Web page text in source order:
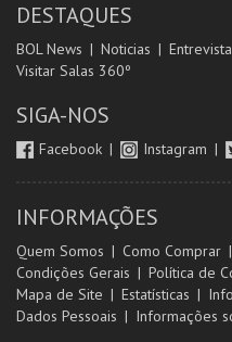
DESTAQUES
BOL News Noticias
Visitar Salas 360º
SIGA-NOS
Facebook Instagram
INFORMAÇÕES
Quem Somos Como Comprar
Condições Gerais
Política de
Mapa de Site
Estatísticas
Dados Pessoais
Informações